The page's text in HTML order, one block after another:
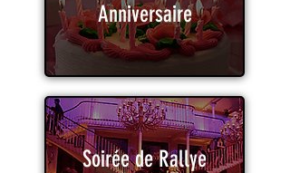
Anniversaire
Soirée de Rallye